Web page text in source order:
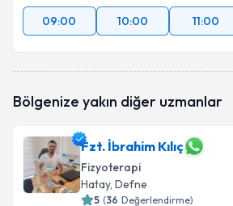
09:00
10:00 11:00
Bölgenize yakın diğer uzmanlar
Fzt. İbrahim Kılıç
Fizyoterapi
Hatay, Defne
5 (36 Değerlendirme)